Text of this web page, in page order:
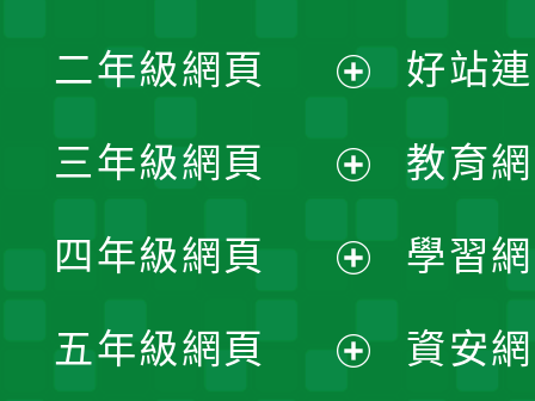
開
選
單
二年級網頁
開
選
單
三年級網頁
開
選
四年級網頁
開
五年級網頁
好站
教育
學習
資安